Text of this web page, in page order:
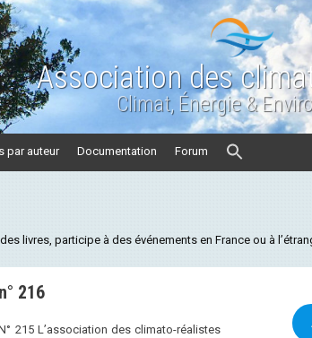
Association des
Climat, Énergie &
par auteur Documentation Forum
livres, participe à des événements en France ou à
216
215 L’association des climato-réalistes